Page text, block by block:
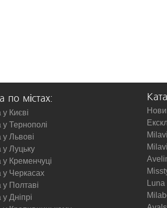
по містах:
у Києві
у Тернополі
у Львові
у Луцьку
у Кременчуці
у Черкасах
у Полтаві
у Дніпрі
Luna